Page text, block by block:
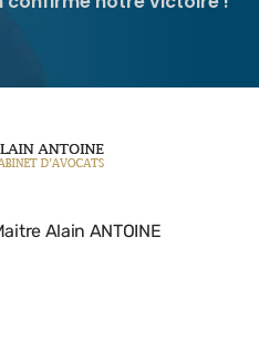
Alain ANTOINE